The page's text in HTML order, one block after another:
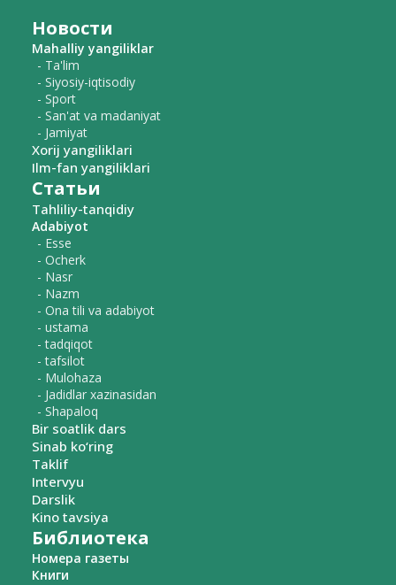
Новости
Mahalliy yangiliklar
- Ta'lim
- Siyosiy-iqtisodiy
- Sport
- San'at va madaniyat
- Jamiyat
Xorij yangiliklari
Ilm-fan yangiliklari
Статьи
Tahliliy-tanqidiy
Adabiyot
- Esse
- Ocherk
- Nasr
- Nazm
- Ona tili va adabiyot
- ustama
- tadqiqot
- tafsilot
- Mulohaza
- Jadidlar xazinasidan
- Shapaloq
Bir soatlik dars
Sinab ko‘ring
Taklif
Intervyu
Darslik
Kino tavsiya
Библиотека
Номера газеты
Книги